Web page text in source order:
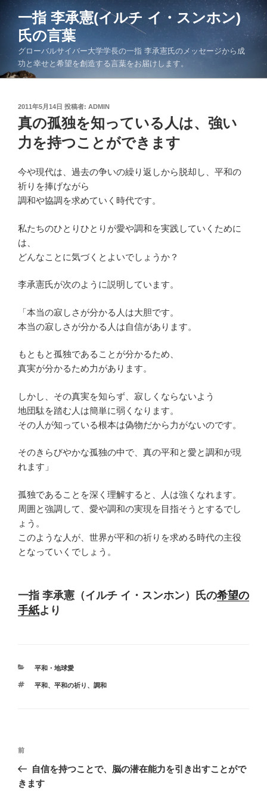
へ
一指 李承憲(イルチ イ・スンホン)
氏の言葉
グローバルサイバー大学学長の一指 李承憲氏のメッセージから成
功と幸せと希望を創造する言葉をお届けします。
投
稿
日:
2011年5月14日 投稿者: ADMIN
真の孤独を知っている人は、強い
力を持つことができます
今や現代は、過去の争いの繰り返しから脱却し、平和の
祈りを捧げながら
調和や協調を求めていく時代です。
私たちのひとりひとりが愛や調和を実践していくために
は、
どんなことに気づくとよいでしょうか？
李承憲氏が次のように説明しています。
「本当の寂しさが分かる人は大胆です。
本当の寂しさが分かる人は自信があります。
もともと孤独であることが分かるため、
真実が分かるため力があります。
しかし、その真実を知らず、寂しくならないよう
地団駄を踏む人は簡単に弱くなります。
その人が知っている根本は偽物だから力がないのです。
そのきらびやかな孤独の中で、真の平和と愛と調和が現
れます」
孤独であることを深く理解すると、人は強くなれます。
周囲と強調して、愛や調和の実現を目指そうとするでし
ょう。
このような人が、世界が平和の祈りを求める時代の主役
となっていくでしょう。
一指 李承憲（イルチ イ・スンホン）氏の希望の
手紙より
カ
ゴ
平和・地球愛
タ
平和、 平和の祈り 、 調和
投
ナ
前
の
投
前
自信を持つことで、脳の潜在能力を引き出すことがで
きます